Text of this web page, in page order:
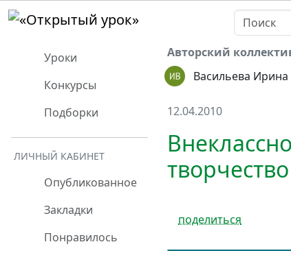
Уроки
Конкурсы
Подборки
ЛИЧНЫЙ КАБИНЕТ
Опубликованное
Закладки
Понравилось
Авторский
Васильева
12.04.2010
поделиться